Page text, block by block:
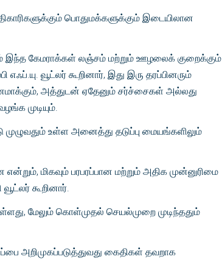
பொதுமக்களுக்கும் இடையிலான
இந்த கேமராக்கள் லஞ்சம் மற்றும் ஊழலைக் குறைக்கும்
வூட்லர் கூறினார், இது இரு தரப்பினரும்
அத்துடன் ஏதேனும் சர்ச்சைகள் அல்லது
முடியும்.
உள்ள அனைத்து தடுப்பு மையங்களிலும்
மிகவும் பரபரப்பான மற்றும் அதிக முன்னுரிமை
கூறினார்.
மேலும் கொள்முதல் செயல்முறை முடிந்ததும்
அறிமுகப்படுத்துவது கைதிகள் தவறாக